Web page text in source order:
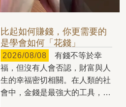
比起如何賺錢，你更需要的
是學會如何「花錢」
2026/08/08
福，但沒有人會否認，財富與人
生的幸福密切相關。在人類的社
會中，金錢是最強大的工具，也